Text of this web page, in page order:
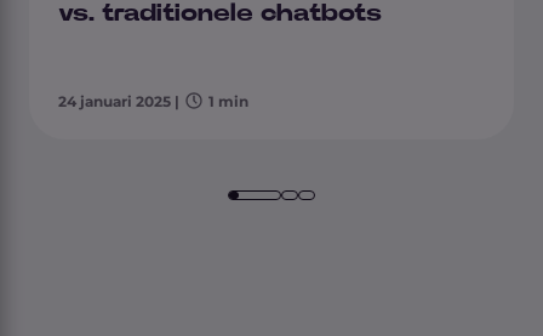
24 januari 2025 | 1 min
vs. traditionele chatbots